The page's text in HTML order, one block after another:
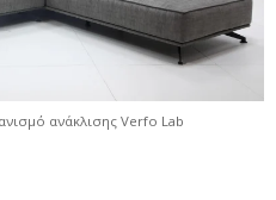
ανάκλισης Verfo Lab